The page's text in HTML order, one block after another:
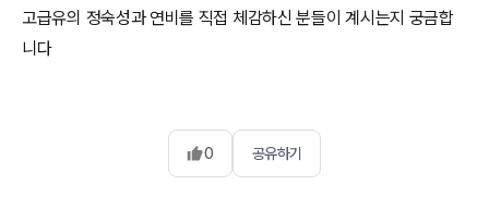
고급유의 정숙성과 연비를 직접 체감하신 분들이 계시는지 궁금합
니다
0 공유하기